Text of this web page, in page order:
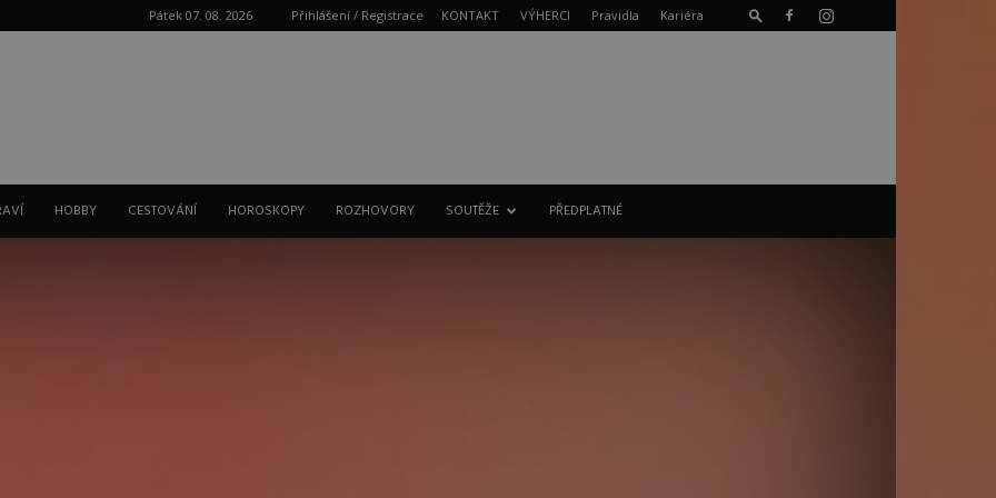
Pátek 07. 08. 2026 Přihlášení / Registrace KONTAKT VÝHERCI Pravidla Kariéra
HOBBY CESTOVÁNÍ HOROSKOPY ROZHOVORY SOUTĚŽE PŘEDPLATNÉ